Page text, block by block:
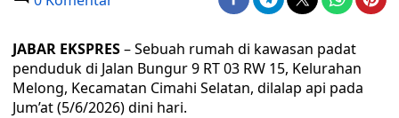
JABAR EKSPRES– Sebuah rumah di kawasan padat
penduduk di Jalan Bungur 9 RT 03 RW 15, Kelurahan
Melong, Kecamatan Cimahi Selatan, dilalap api pada
Jum’at (5/6/2026) dini hari.